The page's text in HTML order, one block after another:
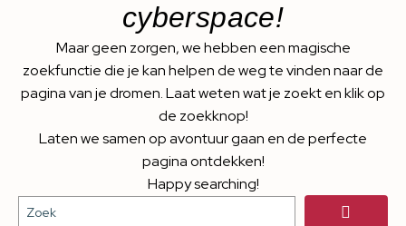
cyberspace!
Maar geen zorgen, we hebben een magische
zoekfunctie die je kan helpen de weg te vinden naar de
pagina van je dromen. Laat weten wat je zoekt en klik op
de zoekknop!
Laten we samen op avontuur gaan en de perfecte
pagina ontdekken!
Happy searching!